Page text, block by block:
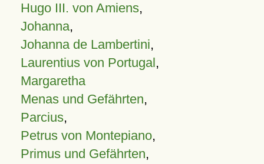
Hugo III. von Amiens,
Johanna,
Johanna de Lambertini,
Laurentius von Portugal,
Margaretha
Menas und Gefährten,
Parcius,
Petrus von Montepiano,
Primus und Gefährten,